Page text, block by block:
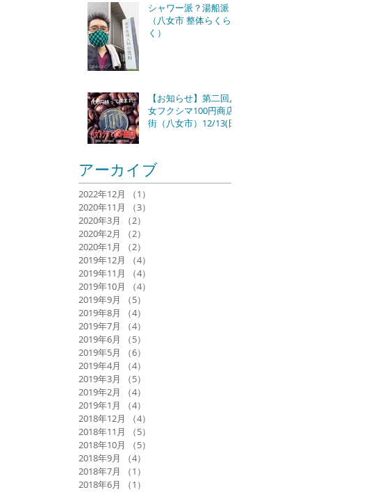
シャワー派？湯船派？
（八女市 整体らくら
く）
【お知らせ】第二回八
女フクシマ100円商店
街（八女市）12/13(日)
アーカイブ
2022年12月 （1）
2020年11月
（3）
2020年3月
（2）
2020年2月
（2）
2020年1月
（2）
2019年12月
（4）
2019年11月
（4）
2019年10月
（4）
2019年9月
（5）
2019年8月
（4）
2019年7月
（4）
2019年6月
（5）
2019年5月
（6）
2019年4月
（4）
2019年3月
（5）
2019年2月
（4）
2019年1月
（4）
2018年12月
（4）
2018年11月
（5）
2018年10月
（5）
2018年9月
（4）
2018年7月
（1）
2018年6月
（1）